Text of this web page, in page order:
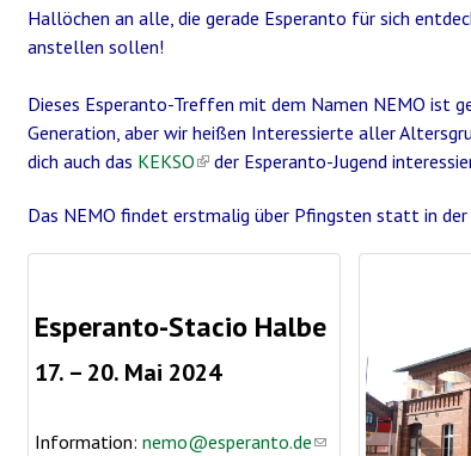
Hallöchen an alle, die gerade Esperanto für sich
anstellen sollen!
Dieses Esperanto-Treffen mit dem Namen NEMO ist
Generation, aber wir heißen Interessierte aller
dich auch das KEKSO(link is external)
der Esperanto-Jugend
Das NEMO findet erstmalig über Pfingsten statt in der
Esperanto-Stacio Halbe
17. – 20. Mai 2024
Information: nemo@esperanto.de(link